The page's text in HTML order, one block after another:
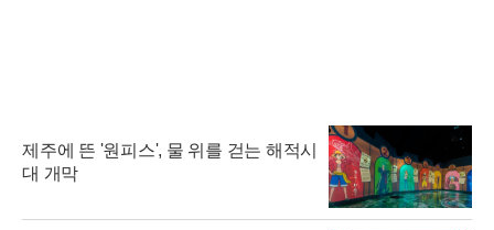
제주에 뜬 '원피스', 물 위를 걷는 해적시
대 개막